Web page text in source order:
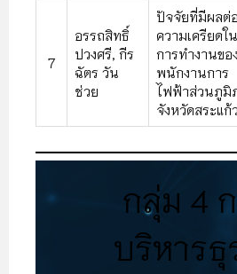
7
อรรถสิทธิ์
ปวงศรี, กีร
ฉัตร วัน
ช่วย
ปัจจัยที่มีผลต่
ความเครียดใน
การทํางานของ
พนักงานการ
ไฟฟ้าส่วนภูมิ
จังหวัดสระแก้
กลุ่ม 4
บริหารธุ